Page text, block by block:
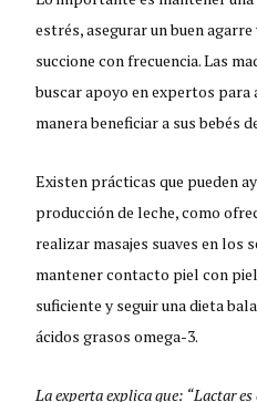
estrés, asegurar un buen
succione con frecuencia. Las
buscar apoyo en expertos
manera beneficiar a sus bebés
Existen prácticas que pueden
producción de leche, como
realizar masajes suaves en los
mantener contacto piel con
suficiente y seguir una dieta
ácidos grasos omega-3.
La experta explica que: “Lactar